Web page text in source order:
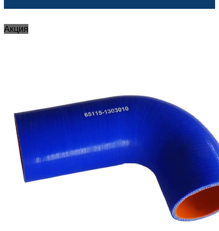
Акция